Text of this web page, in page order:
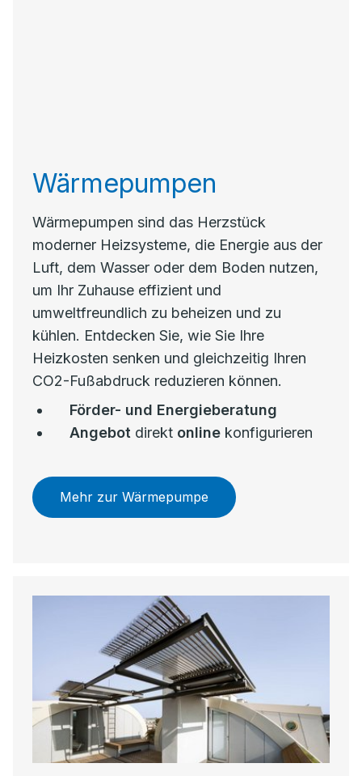
Wärmepumpen
Wärmepumpen sind das Herzstück
moderner Heizsysteme, die Energie aus der
Luft, dem Wasser oder dem Boden nutzen,
um Ihr Zuhause effizient und
umweltfreundlich zu beheizen und zu
kühlen. Entdecken Sie, wie Sie Ihre
Heizkosten senken und gleichzeitig Ihren
CO2-Fußabdruck reduzieren können.
Förder- und Energieberatung
Angebot direkt online konfigurieren
Mehr zur Wärmepumpe